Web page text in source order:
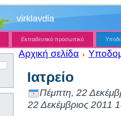
virklavdia
Εκπαιδευτικό προσωπικό
Αρχική σελίδα
Ιατρείο
Πέμπτη, 22
22 Δεκέμβριος 2011